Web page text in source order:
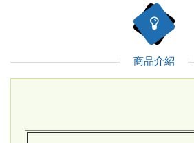
商品介紹